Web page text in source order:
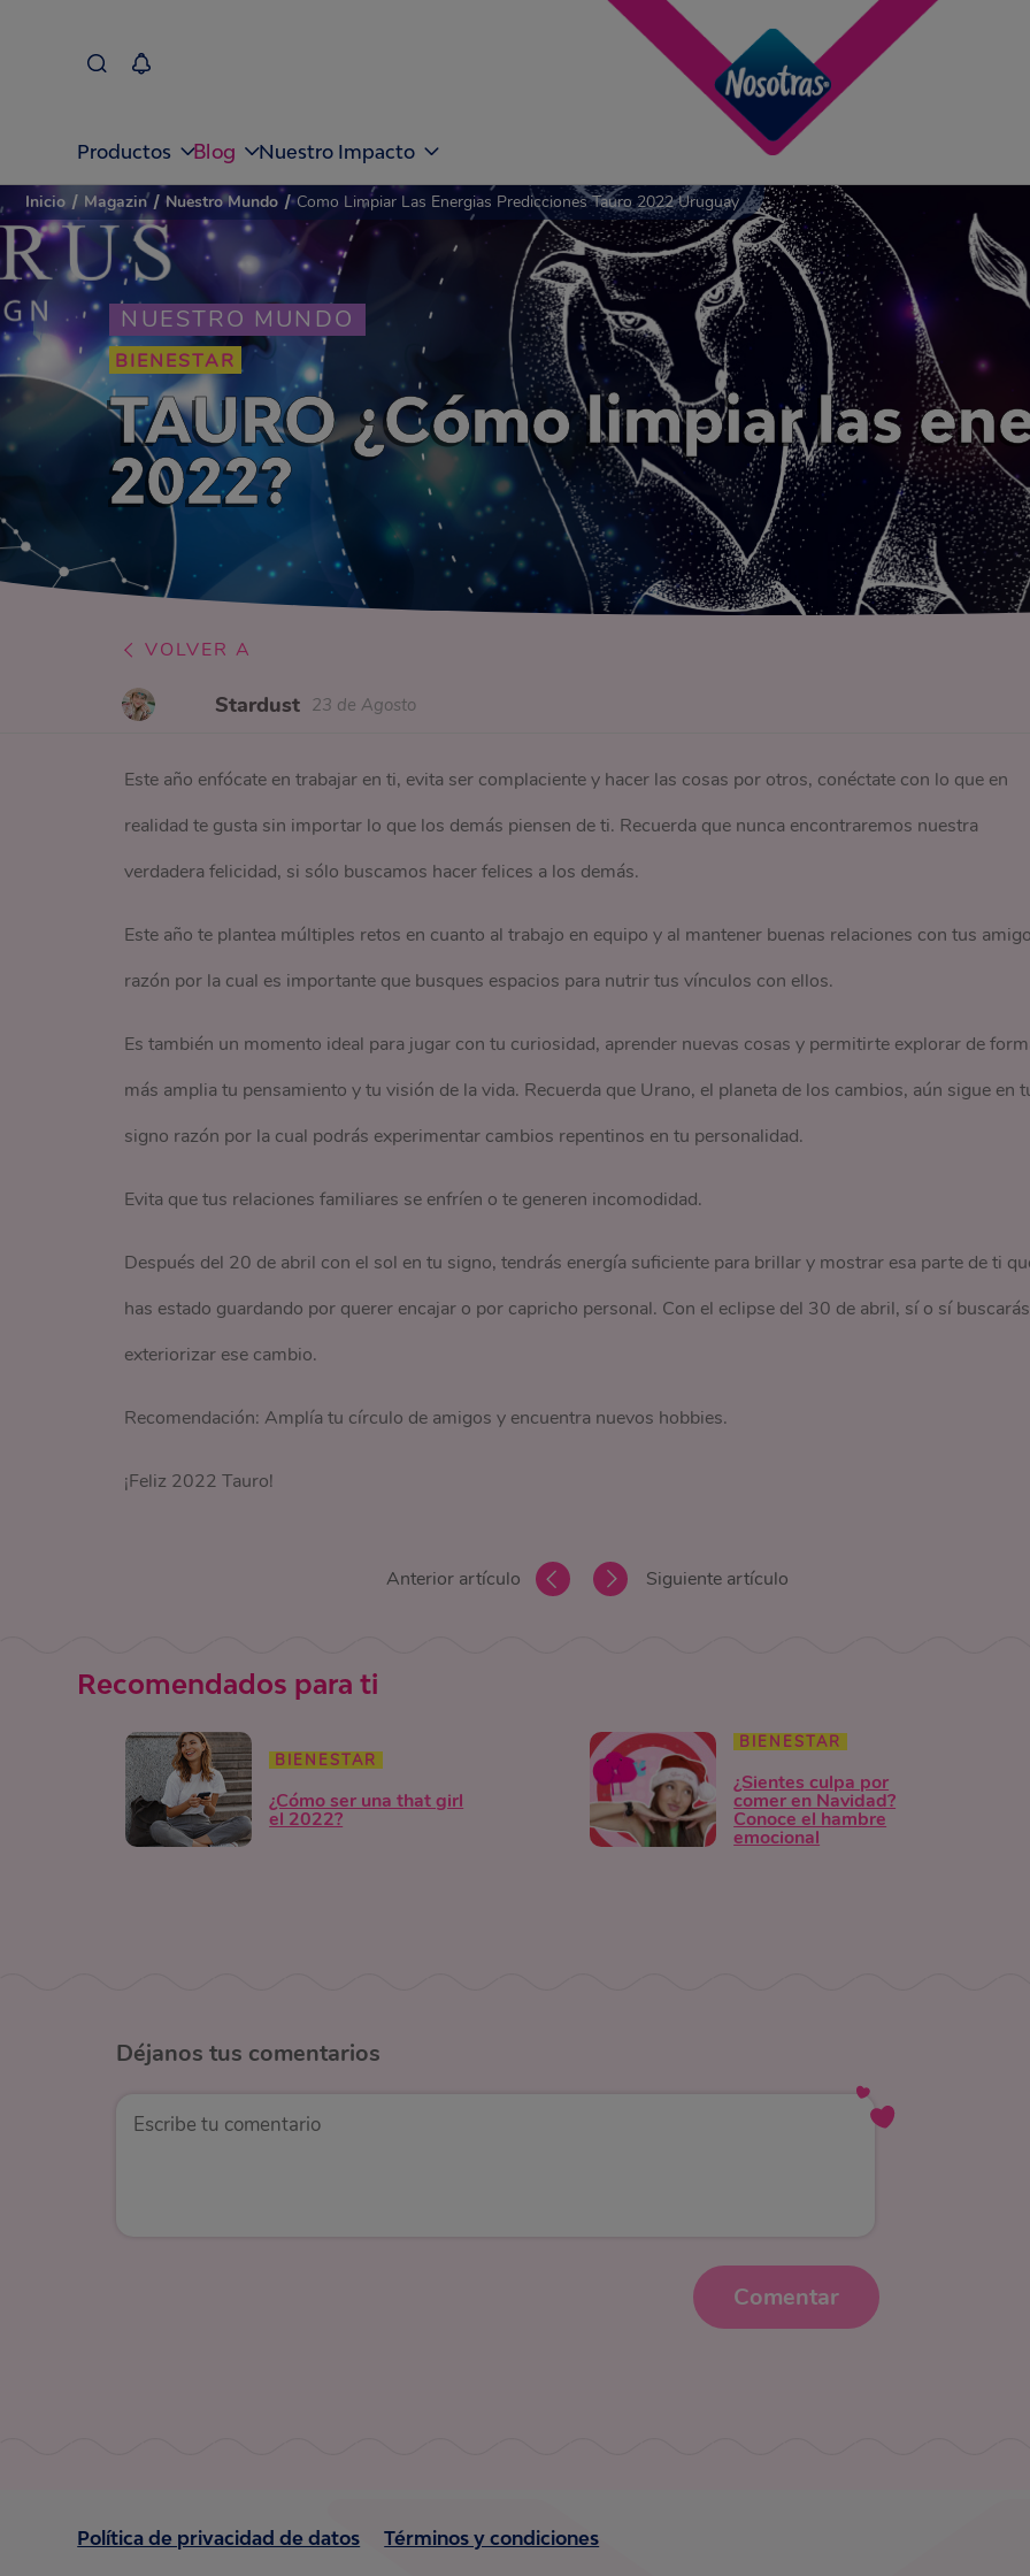
Productos Blog Nuestro Impacto
NUESTRO MUNDO
BIENESTAR
TAURO ¿Cómo limpiar las
2022?
Inicio / Magazin / Nuestro Mundo / Como Limpiar Las Energias Predicciones Tauro 2022 Uruguay
VOLVER A
Stardust 23 de Agosto
Este año enfócate en trabajar en ti, evita ser complaciente y hacer las cosas por otros, conéctate con lo que en
realidad te gusta sin importar lo que los demás piensen de ti. Recuerda que nunca encontraremos nuestra
verdadera felicidad, si sólo buscamos hacer felices a los demás.
Este año te plantea múltiples retos en cuanto al trabajo en equipo y al mantener buenas relaciones con tus
razón por la cual es importante que busques espacios para nutrir tus vínculos con ellos.
Es también un momento ideal para jugar con tu curiosidad, aprender nuevas cosas y permitirte explorar de
más amplia tu pensamiento y tu visión de la vida. Recuerda que Urano, el planeta de los cambios, aún sigue en
signo razón por la cual podrás experimentar cambios repentinos en tu personalidad.
Evita que tus relaciones familiares se enfríen o te generen incomodidad.
Después del 20 de abril con el sol en tu signo, tendrás energía suficiente para brillar y mostrar esa parte de ti
has estado guardando por querer encajar o por capricho personal. Con el eclipse del 30 de abril, sí o sí buscarás
exteriorizar ese cambio.
Recomendación: Amplía tu círculo de amigos y encuentra nuevos hobbies.
¡Feliz 2022 Tauro!
Anterior artículo Siguiente artículo
Recomendados para ti
BIENESTAR
¿Cómo ser una that girl
el 2022?
BIENESTAR
¿Sientes culpa por
comer en Navidad?
Conoce el hambre
emocional
Déjanos tus comentarios
Comentar
Política de privacidad de datos Términos y condiciones